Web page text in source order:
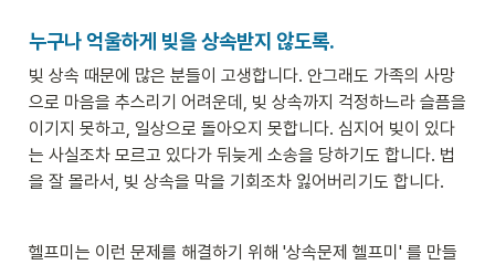
누구나 억울하게 빚을 상속받지 않도록.
빚 상속 때문에 많은 분들이 고생합니다. 안그래도 가족의 사망
으로 마음을 추스리기 어려운데, 빚 상속까지 걱정하느라 슬픔을
이기지 못하고, 일상으로 돌아오지 못합니다. 심지어 빚이 있다
는 사실조차 모르고 있다가 뒤늦게 소송을 당하기도 합니다. 법
을 잘 몰라서, 빚 상속을 막을 기회조차 잃어버리기도 합니다.
헬프미는 이런 문제를 해결하기 위해 '상속문제 헬프미' 를 만들